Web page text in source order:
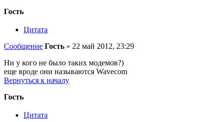
Гость
Цитата
Сообщение Гость » 22 май 2012, 23:29
Ни у кого не было таких модемов?)
еще вроде они называются Wavecom
Вернуться к началу
Гость
Цитата